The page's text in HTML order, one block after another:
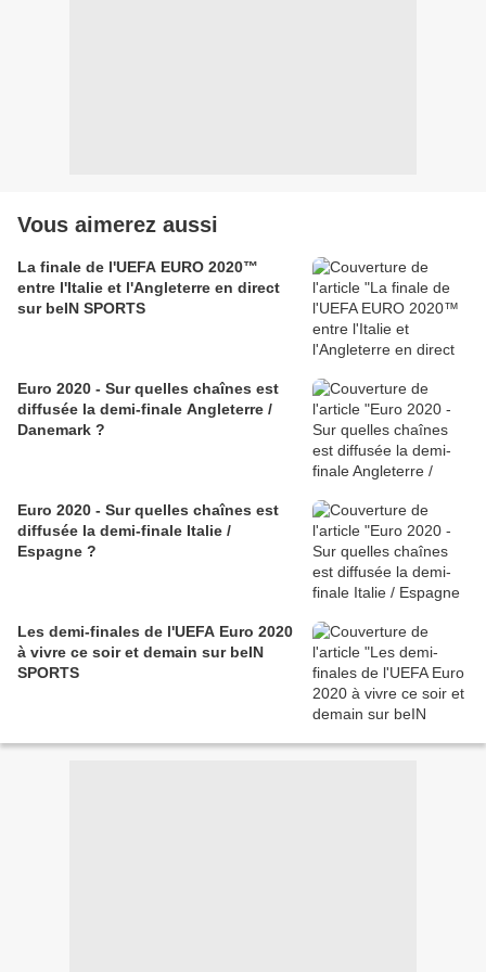
Vous aimerez aussi
La finale de l'UEFA EURO 2020™
entre l'Italie et l'Angleterre en direct
sur beIN SPORTS
Euro 2020 - Sur quelles chaînes est
diffusée la demi-finale Angleterre /
Danemark ?
Euro 2020 - Sur quelles chaînes est
diffusée la demi-finale Italie /
Espagne ?
Les demi-finales de l'UEFA Euro 2020
à vivre ce soir et demain sur beIN
SPORTS